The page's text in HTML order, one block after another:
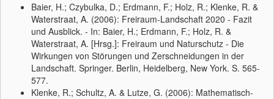
Baier, H.; Czybulka, D.; Erdmann, F.; Holz, R.; Klenke, R. &
Waterstraat, A. (2006): Freiraum-Landschaft 2020 - Fazit
und Ausblick. - In: Baier, H.; Erdmann, F.; Holz, R. &
Waterstraat, A. [Hrsg.]: Freiraum und Naturschutz - Die
Wirkungen von Störungen und Zerschneidungen in der
Landschaft. Springer. Berlin, Heidelberg, New York. S. 565-
577.
Klenke, R.; Schultz, A. & Lutze, G. (2006): Mathematisch-